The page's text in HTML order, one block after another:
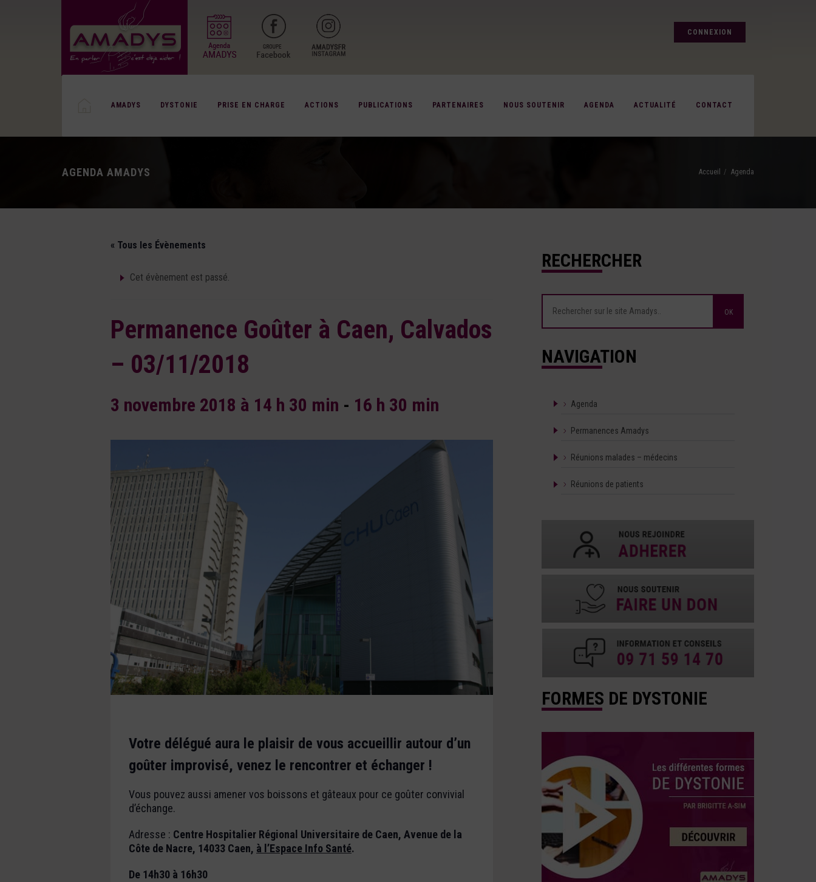
CONNEXION
AMADYS DYSTONIE PRISE EN CHARGE ACTIONS PUBLICATIONS PARTENAIRES NOUS SOUTENIR AGENDA ACTUALITÉ CONTACT
AGENDA AMADYS Accueil Agenda
« Tous les Évènements
Cet évènement est passé.
Permanence Goûter à Caen, Calvados
– 03/11/2018
3 novembre 2018 à 14 h 30 min - 16 h 30 min
Votre délégué aura le plaisir de vous accueillir autour d’un
goûter improvisé, venez le rencontrer et échanger !
Vous pouvez aussi amener vos boissons et gâteaux pour ce goûter convivial
d’échange.
Adresse : Centre Hospitalier Régional Universitaire de Caen, Avenue de la
Côte de Nacre, 14033 Caen, à l’Espace Info Santé.
De 14h30 à 16h30
RECHERCHER
NAVIGATION
Agenda
Permanences Amadys
Réunions malades – médecins
Réunions de patients
FORMES DE DYSTONIE